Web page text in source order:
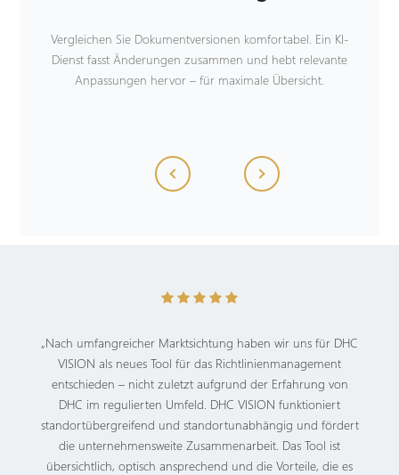
Vergleichen Sie Dokumentversionen komfortabel. Ein KI-
Dienst fasst Änderungen zusammen und hebt relevante
Anpassungen hervor – für maximale Übersicht.
„Nach umfangreicher Marktsichtung haben wir uns für DHC
VISION als neues Tool für das Richtlinienmanagement
entschieden – nicht zuletzt aufgrund der Erfahrung von
DHC im regulierten Umfeld. DHC VISION funktioniert
standortübergreifend und standortunabhängig und fördert
die unternehmensweite Zusammenarbeit. Das Tool ist
übersichtlich, optisch ansprechend und die Vorteile, die es